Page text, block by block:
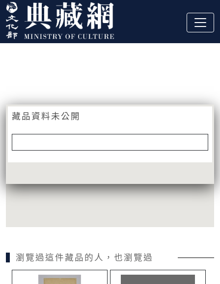
跳到主要內容
:::
藏品資料未公開
瀏覽過這件藏品的人，也瀏覽過